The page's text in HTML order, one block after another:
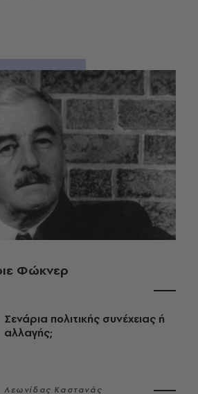
Φώκνερ
Σενάρια πολιτικής συνέχειας ή
αλλαγής;
Λεωνίδας Καστανάς